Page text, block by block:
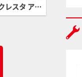
レスタ アバ
」